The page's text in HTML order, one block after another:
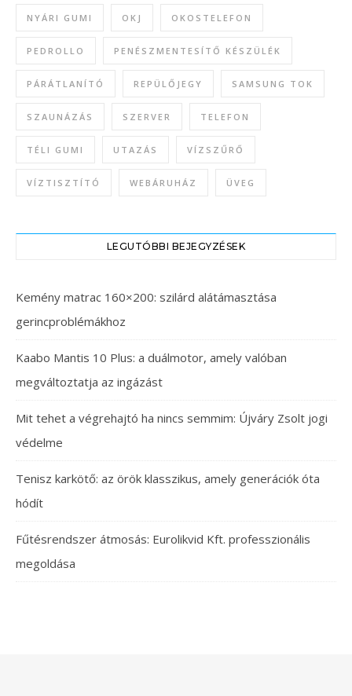
NYÁRI GUMI OKJ OKOSTELEFON
PEDROLLO PENÉSZMENTESÍTŐ KÉSZÜLÉK
PÁRÁTLANÍTÓ REPÜLŐJEGY SAMSUNG TOK
SZAUNÁZÁS SZERVER TELEFON
TÉLI GUMI UTAZÁS VÍZSZŰRŐ
VÍZTISZTÍTÓ WEBÁRUHÁZ ÜVEG
LEGUTÓBBI BEJEGYZÉSEK
Kemény matrac 160×200: szilárd alátámasztása
gerincproblémákhoz
Kaabo Mantis 10 Plus: a duálmotor, amely valóban
megváltoztatja az ingázást
Mit tehet a végrehajtó ha nincs semmim: Újváry Zsolt jogi
védelme
Tenisz karkötő: az örök klasszikus, amely generációk óta
hódít
Fűtésrendszer átmosás: Eurolikvid Kft. professzionális
megoldása